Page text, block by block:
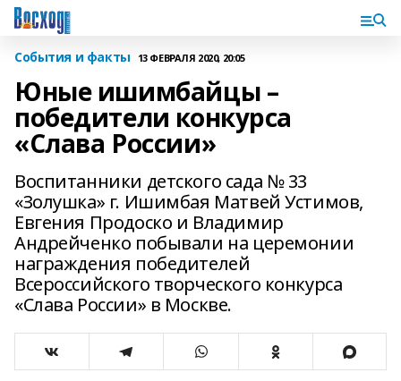
События и факты 13 ФЕВРАЛЯ 2020, 20:05
Юные ишимбайцы –
победители конкурса
«Слава России»
Воспитанники детского сада № 33
«Золушка» г. Ишимбая Матвей Устимов,
Евгения Продоско и Владимир
Андрейченко побывали на церемонии
награждения победителей
Всероссийского творческого конкурса
«Слава России» в Москве.